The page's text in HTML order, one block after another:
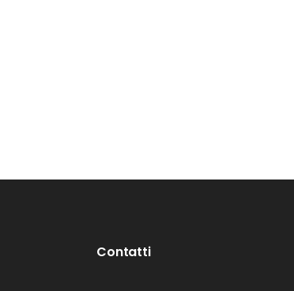
Contatti